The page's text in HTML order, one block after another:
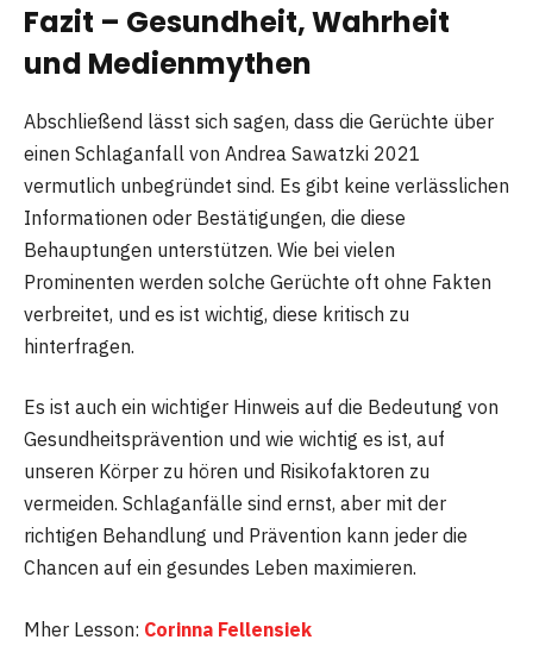
Fazit – Gesundheit, Wahrheit
und Medienmythen
Abschließend lässt sich sagen, dass die Gerüchte über
einen Schlaganfall von Andrea Sawatzki 2021
vermutlich unbegründet sind. Es gibt keine verlässlichen
Informationen oder Bestätigungen, die diese
Behauptungen unterstützen. Wie bei vielen
Prominenten werden solche Gerüchte oft ohne Fakten
verbreitet, und es ist wichtig, diese kritisch zu
hinterfragen.
Es ist auch ein wichtiger Hinweis auf die Bedeutung von
Gesundheitsprävention und wie wichtig es ist, auf
unseren Körper zu hören und Risikofaktoren zu
vermeiden. Schlaganfälle sind ernst, aber mit der
richtigen Behandlung und Prävention kann jeder die
Chancen auf ein gesundes Leben maximieren.
Mher Lesson: Corinna Fellensiek